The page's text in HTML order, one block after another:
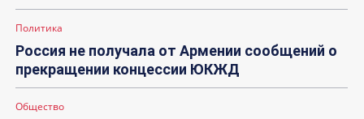
Политика
Россия не получала от Армении сообщений о
прекращении концессии ЮКЖД
Общество